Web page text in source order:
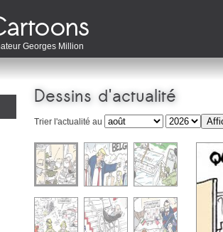
Georges Million
Dessins d'actualité
Trier l'actualité au